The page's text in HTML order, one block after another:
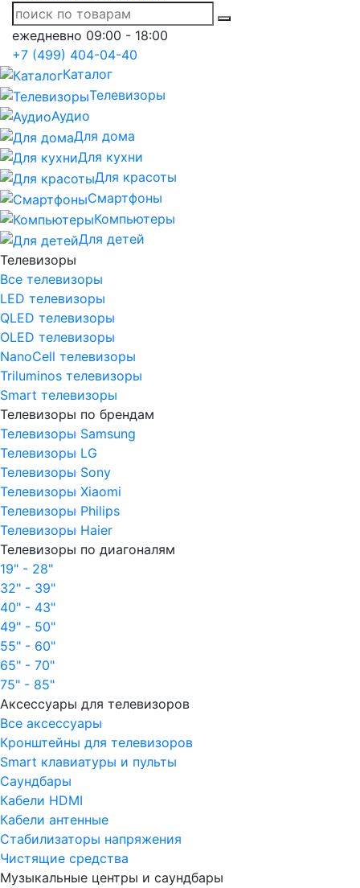
ежедневно 09:00 - 18:00
+7 (499) 404-04-40
Каталог
Телевизоры
Аудио
Для дома
Для кухни
Для красоты
Смартфоны
Компьютеры
Для детей
Телевизоры
Все телевизоры
LED телевизоры
QLED телевизоры
OLED телевизоры
NanoCell телевизоры
Triluminos телевизоры
Smart телевизоры
Телевизоры по брендам
Телевизоры Samsung
Телевизоры LG
Телевизоры Sony
Телевизоры Xiaomi
Телевизоры Philips
Телевизоры Haier
Телевизоры по диагоналям
19" - 28"
32" - 39"
40" - 43"
49" - 50"
55" - 60"
65" - 70"
75" - 85"
Аксессуары для телевизоров
Все аксессуары
Кронштейны для телевизоров
Smart клавиатуры и пульты
Саундбары
Кабели HDMI
Кабели антенные
Стабилизаторы напряжения
Чистящие средства
Музыкальные центры и саундбары